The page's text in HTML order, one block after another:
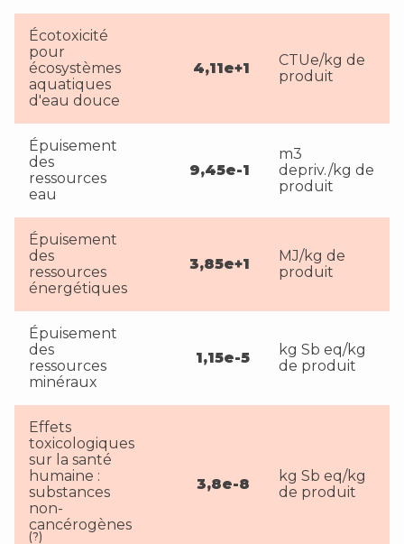
Écotoxicité
pour
écosystèmes
aquatiques
d'eau douce
4,11e+1
CTUe/kg de
produit
Épuisement
des
ressources
eau
9,45e-1
m3
depriv./kg de
produit
Épuisement
des
ressources
énergétiques
3,85e+1
MJ/kg de
produit
Épuisement
des
ressources
minéraux
1,15e-5
kg Sb eq/kg
de produit
Effets
toxicologiques
sur la santé
humaine :
substances
non-
cancérogènes
(?)
3,8e-8
kg Sb eq/kg
de produit